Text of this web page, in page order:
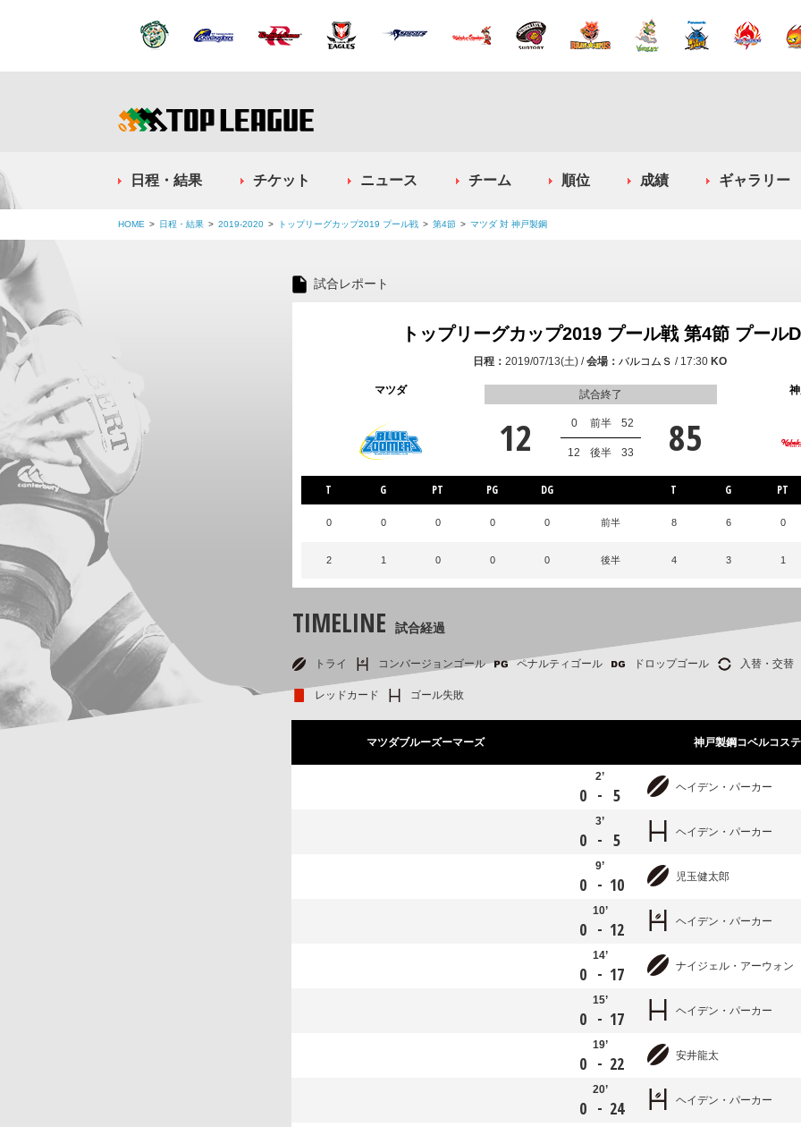
日程・結果 チケット ニュース チーム 順位 成績 ギャラリー
HOME 日程・結果 2019-2020 トップリーグカップ2019 プール戦 第4節 マツダ 対 神戸製鋼
試合レポート
トップリーグカップ2019 プール戦 第4節 プールD
2019/07/13(土) バルコムＳ 17:30
マツダ 試合終了
12 85
前半
0 52
後半
12 33
T G PT PG DG T G PT
0 0 0 0 0 前半 8 6 0
2 1 0 0 0 後半 4 3 1
TIMELINE 試合経過
トライ コンバージョンゴール ペナルティゴール ドロップゴール 入替・交替
レッドカード ゴール失敗
マツダブルーズーマーズ 神戸製鋼コベルコス
2’
0 - 5 ヘイデン・パーカー
3’
0 - 5 ヘイデン・パーカー
9’
0 - 10 児玉健太郎
10’
0 - 12 ヘイデン・パーカー
14’
0 - 17 ナイジェル・アーウォン
15’
0 - 17 ヘイデン・パーカー
19’
0 - 22 安井龍太
20’
0 - 24 ヘイデン・パーカー